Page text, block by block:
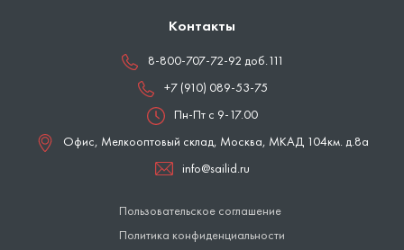
Контакты
8-800-707-72-92 доб.111
+7 (910) 089-53-75
Пн-Пт с 9-17.00
Офис, Мелкооптовый склад, Москва, МКАД 104км. д.8а
info@sailid.ru
Пользовательское соглашение
Политика конфиденциальности